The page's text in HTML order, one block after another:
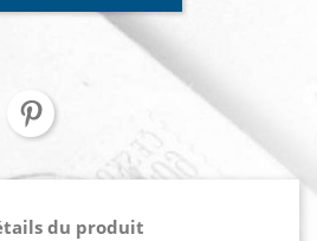
du produit